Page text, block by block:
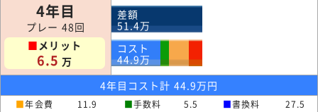
4年目
プレー 48回
■メリット
6.5 万
差額
51.4万
コスト
44.9万
4年目コスト計 44.9万円
■年会費 11.9 ■手数料 5.5 ■書換料 27.5